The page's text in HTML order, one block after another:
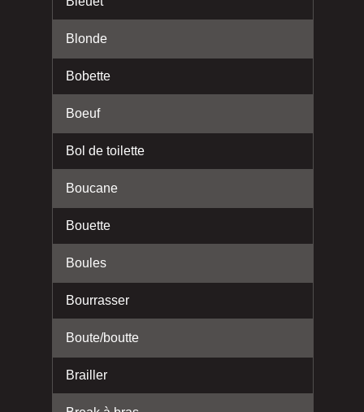
Blonde
Bobette
Boeuf
Bol de toilette
Boucane
Bouette
Boules
Bourrasser
Boute/boutte
Brailler